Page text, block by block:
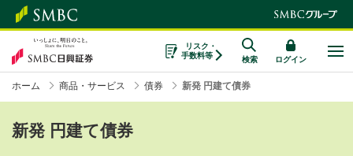
リスク・
手数料等
検索 ログイン
ホーム 商品・サービス 債券 新発 円建て債券
新発 円建て債券